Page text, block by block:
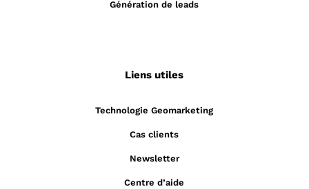
Génération de leads
Liens utiles
Technologie Geomarketing
Cas clients
Newsletter
Centre d’aide